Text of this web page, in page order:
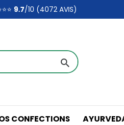
9.7/10 (4072 AVIS)
search
CONFECTIONS